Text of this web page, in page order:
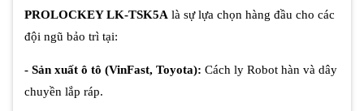
PROLOCKEY LK-TSK5A là sự lựa chọn hàng đầu cho các
đội ngũ bảo trì tại:
- Sản xuất ô tô (VinFast, Toyota): Cách ly Robot hàn và dây
chuyền lắp ráp.